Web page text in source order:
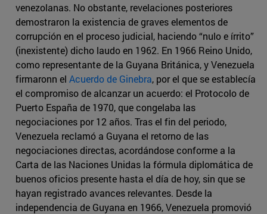
venezolanas. No obstante, revelaciones posteriores
demostraron la existencia de graves elementos de
corrupción en el proceso judicial, haciendo “nulo e írrito”
(inexistente) dicho laudo en 1962. En 1966 Reino Unido,
como representante de la Guyana Británica, y Venezuela
firmaronn el Acuerdo de Ginebra, por el que se establecía
el compromiso de alcanzar un acuerdo: el Protocolo de
Puerto España de 1970, que congelaba las
negociaciones por 12 años. Tras el fin del periodo,
Venezuela reclamó a Guyana el retorno de las
negociaciones directas, acordándose conforme a la
Carta de las Naciones Unidas la fórmula diplomática de
buenos oficios presente hasta el día de hoy, sin que se
hayan registrado avances relevantes. Desde la
independencia de Guyana en 1966, Venezuela promovió